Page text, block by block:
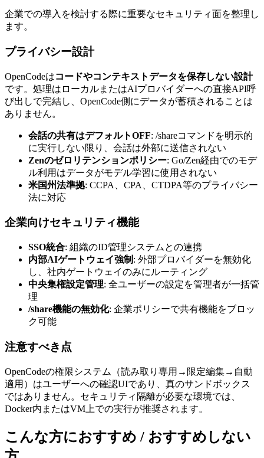
企業での導入を検討する際に重要なセキュリティ面を整理し
ます。
プライバシー設計
OpenCodeはコードやコンテキストデータを保存しない設計
です。処理はローカルまたはAIプロバイダーへの直接API呼
び出しで完結し、OpenCode側にデータが蓄積されることは
ありません。
会話の共有はデフォルトOFF: /shareコマンドを明示的
に実行しない限り、会話は外部に送信されない
Zenのゼロリテンションポリシー: Go/Zen経由でのモデ
ル利用はデータがモデル学習に使用されない
米国州法準拠: CCPA、CPA、CTDPA等のプライバシー
法に対応
企業向けセキュリティ機能
SSO統合: 組織のID管理システムとの連携
内部AIゲートウェイ強制 : 外部プロバイダーを無効化
し、社内ゲートウェイのみにルーティング
中央集権設定管理: 全ユーザーの設定を管理者が一括管
理
/share機能の無効化: 企業ポリシーで共有機能をブロッ
ク可能
注意すべき点
OpenCodeの権限システム（読み取り専用→限定編集→自動
適用）はユーザーへの確認UIであり、真のサンドボックス
ではありません。セキュリティ隔離が必要な環境では、
Docker内またはVM上での実行が推奨されます。
こんな方におすすめ / おすすめしない